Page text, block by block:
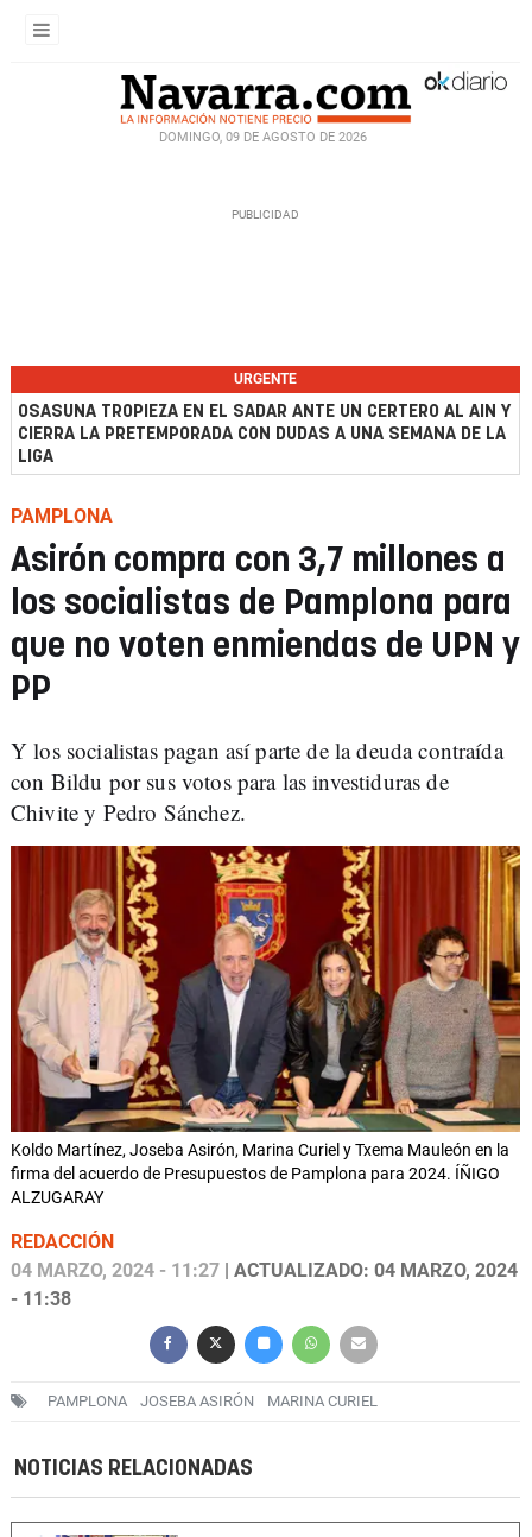
DOMINGO, 09 DE AGOSTO DE 2026
URGENTE
OSASUNA TROPIEZA EN EL SADAR ANTE UN CERTERO AL AIN Y
CIERRA LA PRETEMPORADA CON DUDAS A UNA SEMANA DE LA
LIGA
PAMPLONA
Asirón compra con 3,7 millones a
los socialistas de Pamplona para
que no voten enmiendas de UPN y
PP
Y los socialistas pagan así parte de la deuda contraída
con Bildu por sus votos para las investiduras de
Chivite y Pedro Sánchez.
Koldo Martínez, Joseba Asirón, Marina Curiel y Txema Mauleón en la
firma del acuerdo de Presupuestos de Pamplona para 2024. ÍÑIGO
ALZUGARAY
REDACCIÓN
04 MARZO, 2024 - 11:27 | ACTUALIZADO: 04 MARZO, 2024
- 11:38
PAMPLONA JOSEBA ASIRÓN MARINA CURIEL
NOTICIAS RELACIONADAS